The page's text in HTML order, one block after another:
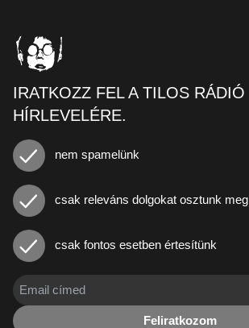
IRATKOZZ FEL A TILOS RÁDIÓ
HÍRLEVELÉRE.
nem spamelünk
csak releváns dolgokat osztunk meg
csak fontos esetben értesítünk
Feliratkozom